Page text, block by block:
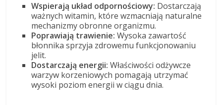
Wspierają układ odpornościowy: Dostarczają
ważnych witamin, które wzmacniają naturalne
mechanizmy obronne organizmu.
Poprawiają trawienie: Wysoka zawartość
błonnika sprzyja zdrowemu funkcjonowaniu
jelit.
Dostarczają energii: Właściwości odżywcze
warzyw korzeniowych pomagają utrzymać
wysoki poziom energii w ciągu dnia.